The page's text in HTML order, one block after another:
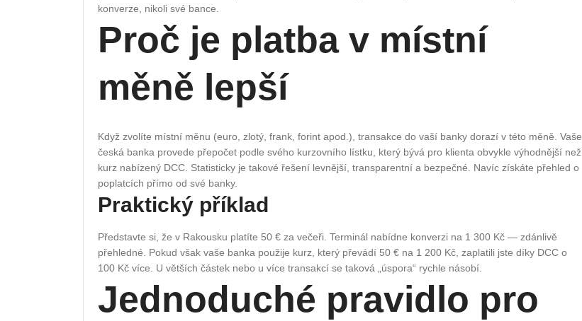
konverze, nikoli své bance.
Proč je platba v místní
měně lepší
Když zvolíte místní měnu (euro, zlotý, frank, forint apod.), transakce do vaší banky dorazí v této měně. Vaše
česká banka provede přepočet podle svého kurzovního lístku, který bývá pro klienta obvykle výhodnější než
kurz nabízený DCC. Statisticky je takové řešení levnější, transparentní a bezpečné. Navíc získáte přehled o
poplatcích přímo od své banky.
Praktický příklad
Představte si, že v Rakousku platíte 50 € za večeři. Terminál nabídne konverzi na 1 300 Kč — zdánlivě
přehledné. Pokud však vaše banka použije kurz, který převádí 50 € na 1 200 Kč, zaplatili jste díky DCC o
100 Kč více. U větších částek nebo u více transakcí se taková „úspora“ rychle násobí.
Jednoduché pravidlo pro